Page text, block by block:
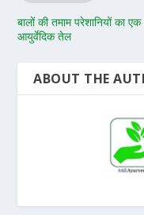
बालों की तमाम परेशानियों का एक
आयुर्वेदिक तेल
ABOUT THE